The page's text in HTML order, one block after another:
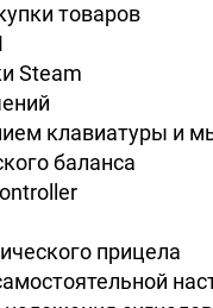
товаров
Steam
клавиатуры и
баланса
прицела